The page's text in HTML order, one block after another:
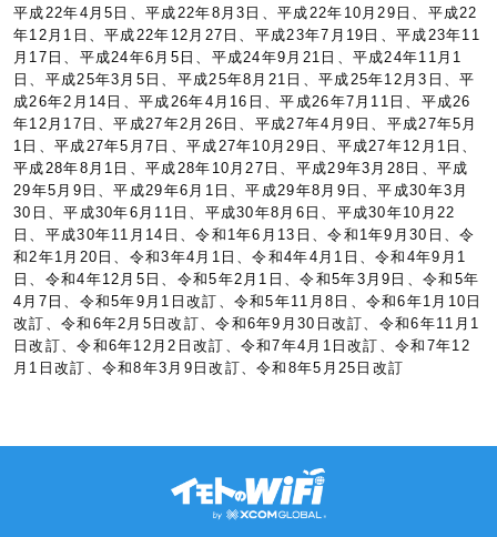
平成22年4月5日、平成22年8月3日、平成22年10月29日、平成22
年12月1日、平成22年12月27日、平成23年7月19日、平成23年11
月17日、平成24年6月5日、平成24年9月21日、平成24年11月1
日、平成25年3月5日、平成25年8月21日、平成25年12月3日、平
成26年2月14日、平成26年4月16日、平成26年7月11日、平成26
年12月17日、平成27年2月26日、平成27年4月9日、平成27年5月
1日、平成27年5月7日、平成27年10月29日、平成27年12月1日、
平成28年8月1日、平成28年10月27日、平成29年3月28日、平成
29年5月9日、平成29年6月1日、平成29年8月9日、平成30年3月
30日、平成30年6月11日、平成30年8月6日、平成30年10月22
日、平成30年11月14日、令和1年6月13日、令和1年9月30日、令
和2年1月20日、令和3年4月1日、令和4年4月1日、令和4年9月1
日、令和4年12月5日、令和5年2月1日、令和5年3月9日、令和5年
4月7日、令和5年9月1日改訂、令和5年11月8日、令和6年1月10日
改訂、令和6年2月5日改訂、令和6年9月30日改訂、令和6年11月1
日改訂、令和6年12月2日改訂、令和7年4月1日改訂、令和7年12
月1日改訂、令和8年3月9日改訂、令和8年5月25日改訂